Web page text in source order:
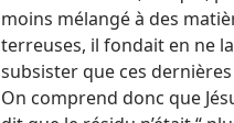
moins mélangé à des
terreuses, il fondait en ne
subsister que ces dernières
On comprend donc que